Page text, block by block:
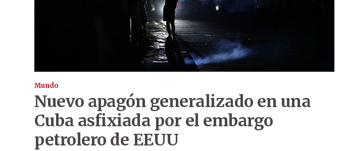
Mundo
Nuevo apagón generalizado en una
Cuba asfixiada por el embargo
petrolero de EEUU